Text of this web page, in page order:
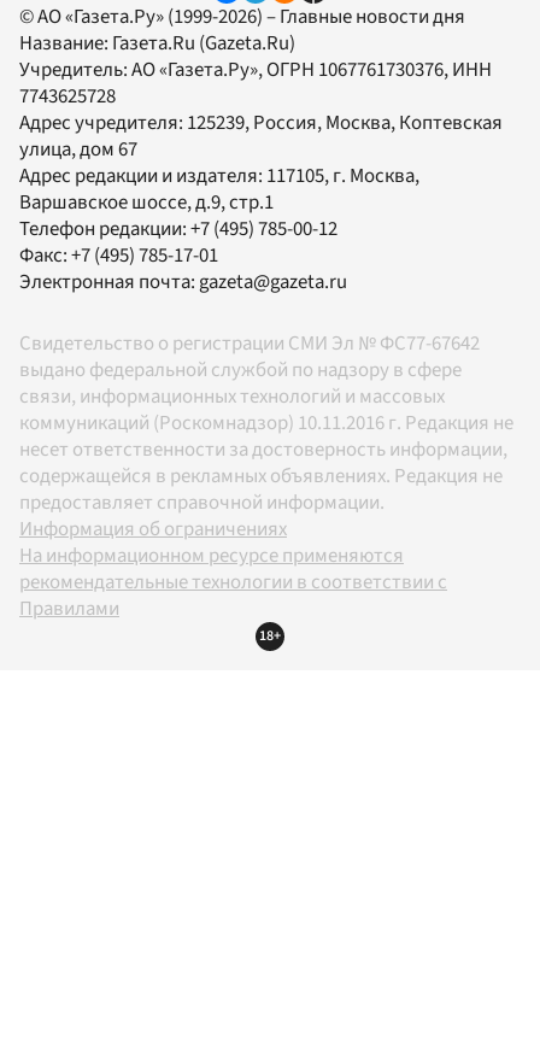
© АО «Газета.Ру» (1999-2026) – Главные новости дня
Название: Газета.Ru (Gazeta.Ru)
Учредитель:АО «Газета.Ру», ОГРН 1067761730376, ИНН
7743625728
Адрес учредителя: 125239, Россия, Москва, Коптевская
улица, дом 67
Адрес редакции и издателя: 117105, г. Москва,
Варшавское шоссе, д.9, стр.1
Телефон редакции:+7 (495) 785-00-12
Факс:+7 (495) 785-17-01
Электронная почта: gazeta@gazeta.ru
Свидетельство о регистрации СМИ Эл № ФС77-67642
выдано федеральной службой по надзору в сфере
связи, информационных технологий и массовых
коммуникаций (Роскомнадзор) 10.11.2016 г. Редакция не
несет ответственности за достоверность информации,
содержащейся в рекламных объявлениях. Редакция не
предоставляет справочной информации.
Информация об ограничениях
На информационном ресурсе применяются
рекомендательные технологии в соответствии с
Правилами
18+